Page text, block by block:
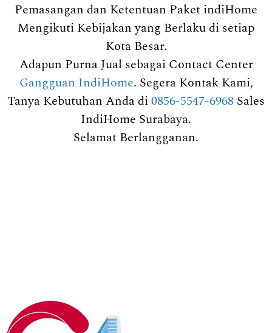
Pemasangan dan Ketentuan Paket indiHome
Mengikuti Kebijakan yang Berlaku di setiap
Kota Besar.
Adapun Purna Jual sebagai Contact Center
Gangguan IndiHome. Segera Kontak Kami,
Tanya Kebutuhan Anda di 0856-5547-6968 Sales
IndiHome Surabaya.
Selamat Berlangganan.